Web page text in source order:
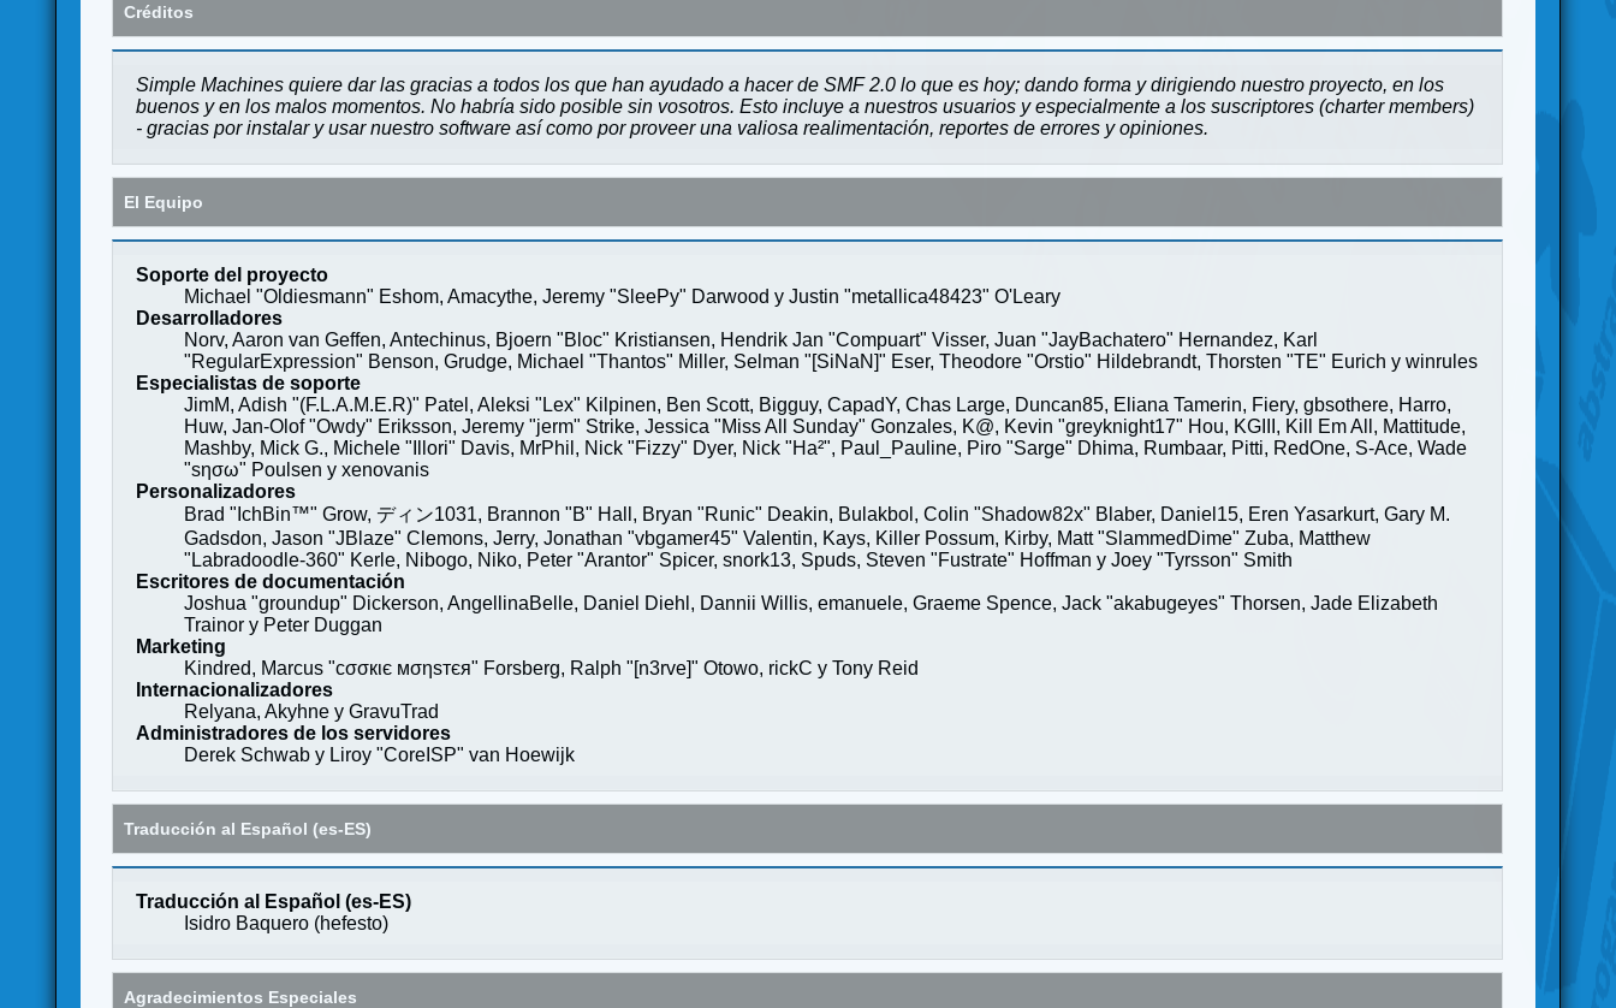
Créditos
Simple Machines quiere dar las gracias a todos los que han ayudado a hacer de SMF 2.0 lo que es hoy; dando forma y dirigiendo nuestro proyecto, en los
buenos y en los malos momentos. No habría sido posible sin vosotros. Esto incluye a nuestros usuarios y especialmente a los suscriptores (charter members)
- gracias por instalar y usar nuestro software así como por proveer una valiosa realimentación, reportes de errores y opiniones.
El Equipo
Soporte del proyecto
Michael "Oldiesmann" Eshom, Amacythe, Jeremy "SleePy" Darwood y Justin "metallica48423" O'Leary
Desarrolladores
Norv, Aaron van Geffen, Antechinus, Bjoern "Bloc" Kristiansen, Hendrik Jan "Compuart" Visser, Juan "JayBachatero" Hernandez, Karl
"RegularExpression" Benson, Grudge, Michael "Thantos" Miller, Selman "[SiNaN]" Eser, Theodore "Orstio" Hildebrandt, Thorsten "TE" Eurich y winrules
Especialistas de soporte
JimM, Adish "(F.L.A.M.E.R)" Patel, Aleksi "Lex" Kilpinen, Ben Scott, Bigguy, CapadY, Chas Large, Duncan85, Eliana Tamerin, Fiery, gbsothere, Harro,
Huw, Jan-Olof "Owdy" Eriksson, Jeremy "jerm" Strike, Jessica "Miss All Sunday" Gonzales, K@, Kevin "greyknight17" Hou, KGIII, Kill Em All, Mattitude,
Mashby, Mick G., Michele "Illori" Davis, MrPhil, Nick "Fizzy" Dyer, Nick "Ha²", Paul_Pauline, Piro "Sarge" Dhima, Rumbaar, Pitti, RedOne, S-Ace, Wade
"sησω" Poulsen y xenovanis
Personalizadores
Brad "IchBin™" Grow, ディン1031, Brannon "B" Hall, Bryan "Runic" Deakin, Bulakbol, Colin "Shadow82x" Blaber, Daniel15, Eren Yasarkurt, Gary M.
Gadsdon, Jason "JBlaze" Clemons, Jerry, Jonathan "vbgamer45" Valentin, Kays, Killer Possum, Kirby, Matt "SlammedDime" Zuba, Matthew
"Labradoodle-360" Kerle, Nibogo, Niko, Peter "Arantor" Spicer, snork13, Spuds, Steven "Fustrate" Hoffman y Joey "Tyrsson" Smith
Escritores de documentación
Joshua "groundup" Dickerson, AngellinaBelle, Daniel Diehl, Dannii Willis, emanuele, Graeme Spence, Jack "akabugeyes" Thorsen, Jade Elizabeth
Trainor y Peter Duggan
Marketing
Kindred, Marcus "cσσкιє мσηѕтєя" Forsberg, Ralph "[n3rve]" Otowo, rickC y Tony Reid
Internacionalizadores
Relyana, Akyhne y GravuTrad
Administradores de los servidores
Derek Schwab y Liroy "CoreISP" van Hoewijk
Traducción al Español (es-ES)
Traducción al Español (es-ES)
Isidro Baquero (hefesto)
Agradecimientos Especiales